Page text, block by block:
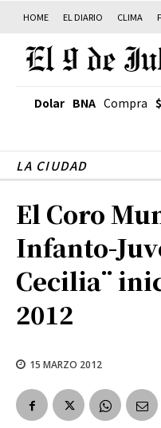
HOME EL DIARIO CLIMA
Dolar BNA Compra
LA CIUDAD
El Coro
Infanto-
Cecilia¨
2012
15 MARZO 2012